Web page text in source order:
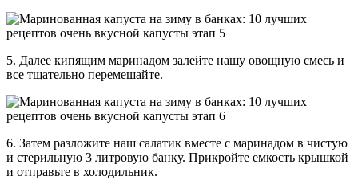
5. Далее кипящим маринадом залейте нашу овощную смесь и
все тщательно перемешайте.
6. Затем разложите наш салатик вместе с маринадом в чистую
и стерильную 3 литровую банку. Прикройте емкость крышкой
и отправьте в холодильник.